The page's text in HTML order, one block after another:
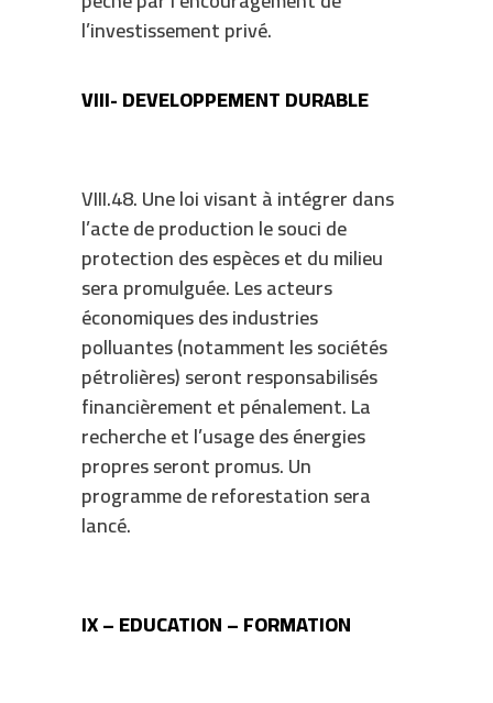
l’investissement privé.
VIII- DEVELOPPEMENT DURABLE
VIII.48. Une loi visant à intégrer dans
l’acte de production le souci de
protection des espèces et du milieu
sera promulguée. Les acteurs
économiques des industries
polluantes (notamment les sociétés
pétrolières) seront responsabilisés
financièrement et pénalement. La
recherche et l’usage des énergies
propres seront promus. Un
programme de reforestation sera
lancé.
IX – EDUCATION – FORMATION